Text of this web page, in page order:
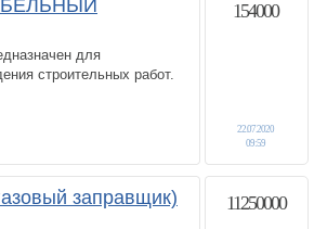
для
строительных работ.
154000
22.07.2020
09:59
заправщик)
11250000